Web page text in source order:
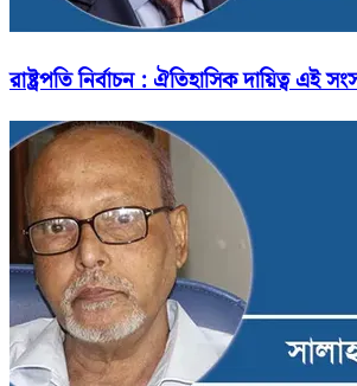
রাষ্ট্রপতি নির্বাচন : ঐতিহাসিক দায়িত্ব এই